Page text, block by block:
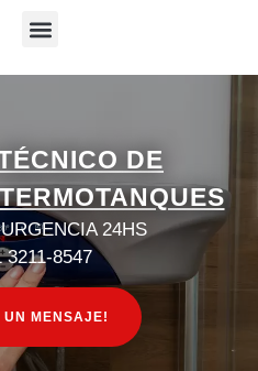
Menu
DE
24HS
3211-8547
UN MENSAJE!